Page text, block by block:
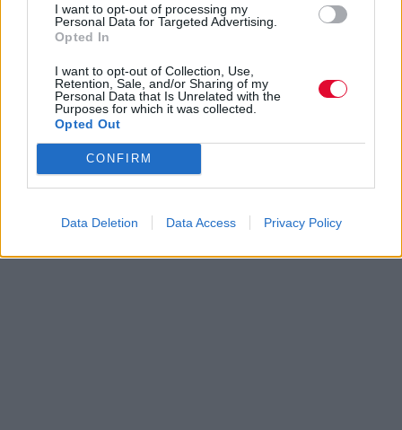
I want to opt-out of processing my
Personal Data for Targeted Advertising.
Opted In
I want to opt-out of Collection, Use,
Retention, Sale, and/or Sharing of my
Personal Data that Is Unrelated with the
Purposes for which it was collected.
Opted Out
CONFIRM
Data Deletion Data Access Privacy Policy